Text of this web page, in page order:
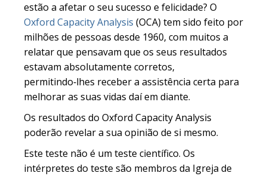
estão a afetar o seu sucesso e felicidade? O
Oxford Capacity Analysis (OCA) tem sido feito por
milhões de pessoas desde 1960, com muitos a
relatar que pensavam que os seus resultados
estavam absolutamente corretos,
permitindo‑lhes receber a assistência certa para
melhorar as suas vidas daí em diante.
Os resultados do Oxford Capacity Analysis
poderão revelar a sua opinião de si mesmo.
Este teste não é um teste científico. Os
intérpretes do teste são membros da Igreja de